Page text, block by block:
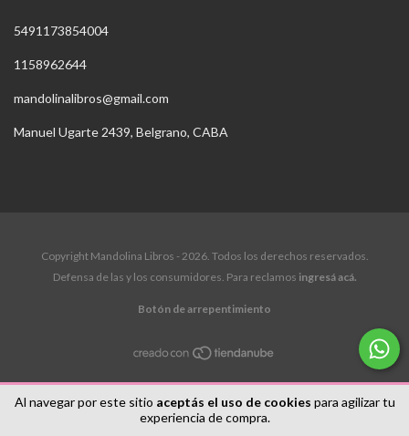
Al navegar por este sitio aceptás el uso de cookies para agilizar tu
experiencia de compra.
5491173854004
1158962644
mandolinalibros@gmail.com
Manuel Ugarte 2439, Belgrano, CABA
Copyright Mandolina Libros - 2026. Todos los derechos reservados.
Defensa de las y los consumidores. Para reclamos ingresá acá.
Botón de arrepentimiento